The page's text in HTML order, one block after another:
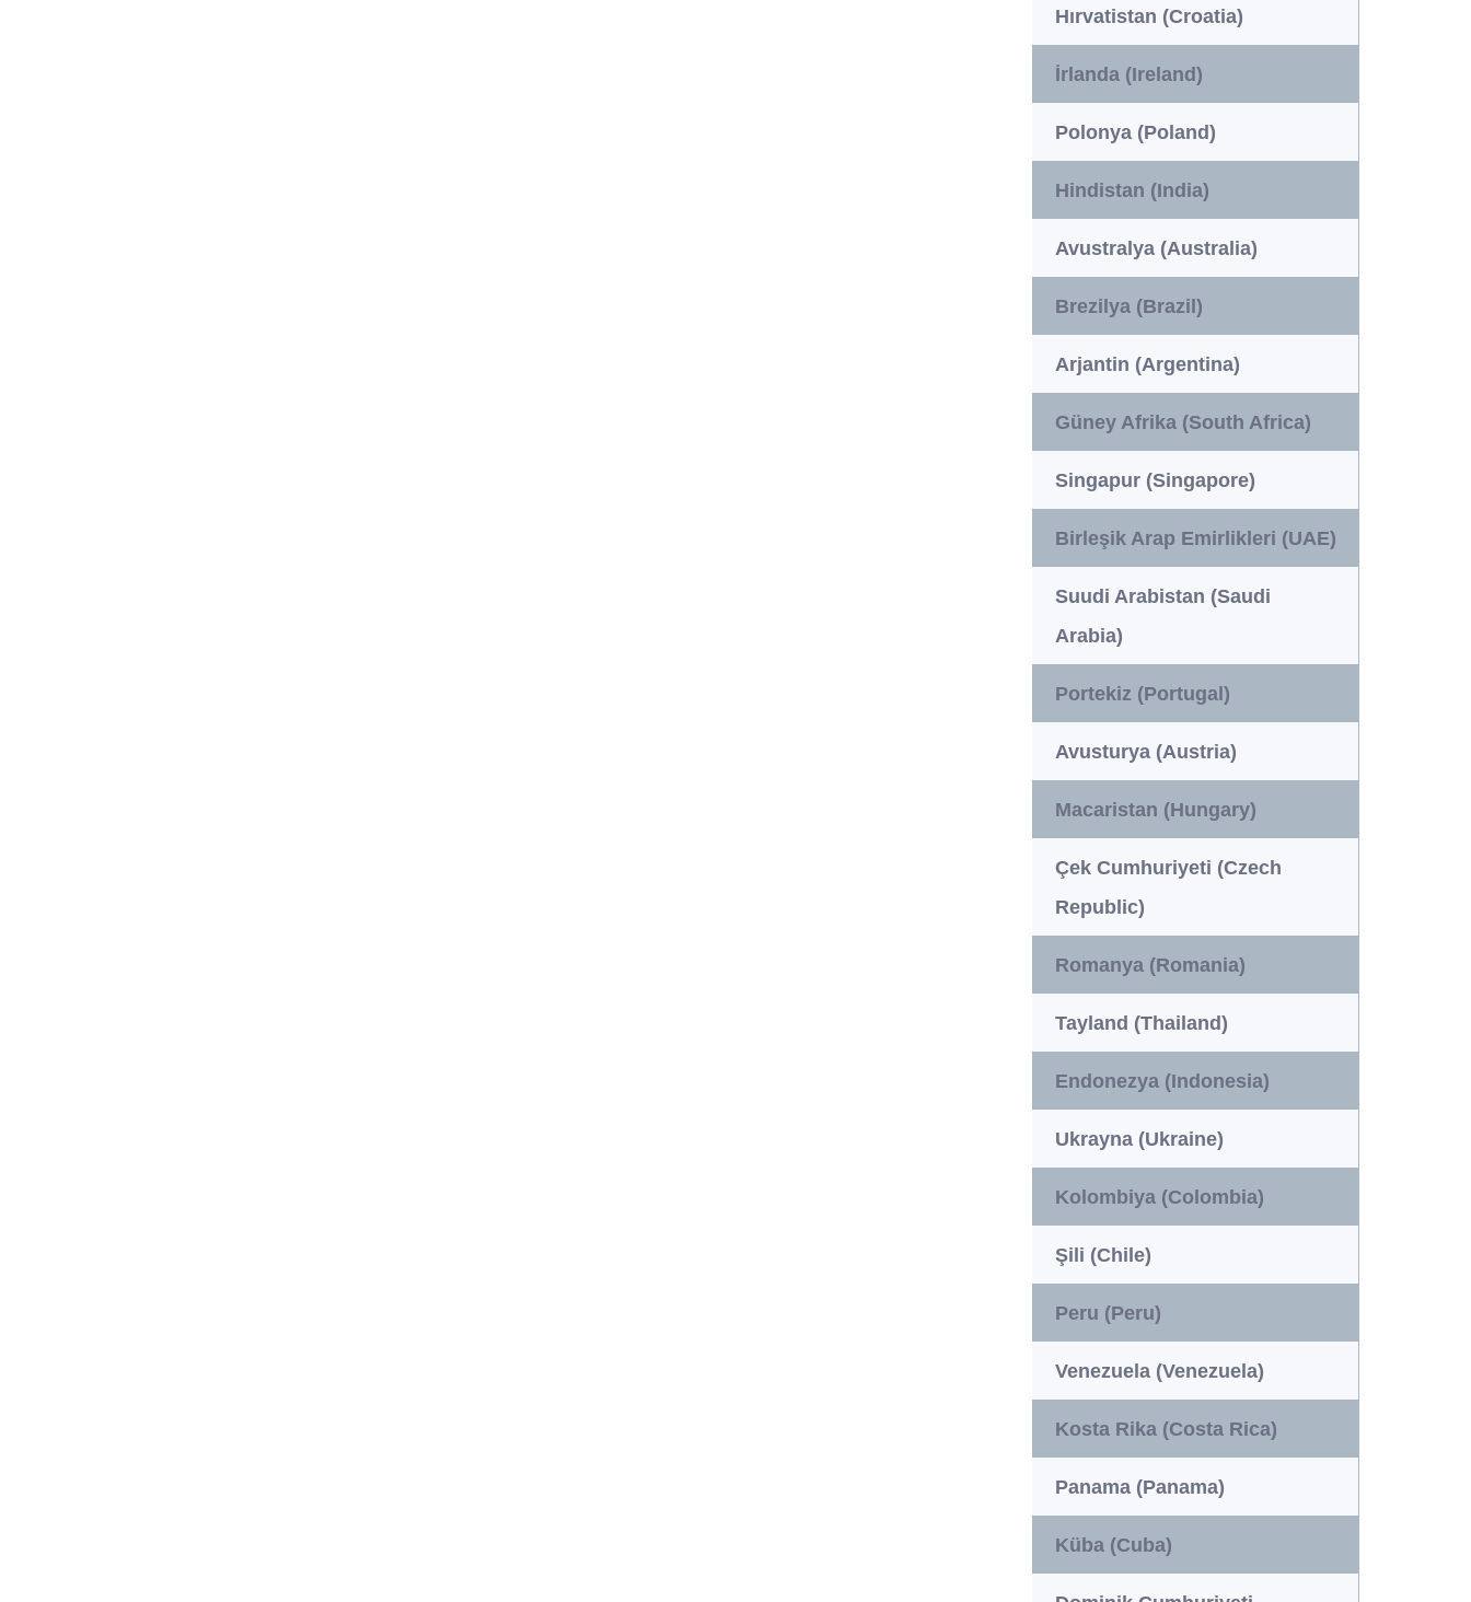
Hırvatistan (Croatia)
İrlanda (Ireland)
Polonya (Poland)
Hindistan (India)
Avustralya (Australia)
Brezilya (Brazil)
Arjantin (Argentina)
Güney Afrika (South Africa)
Singapur (Singapore)
Birleşik Arap Emirlikleri (UAE)
Suudi Arabistan (Saudi
Arabia)
Portekiz (Portugal)
Avusturya (Austria)
Macaristan (Hungary)
Çek Cumhuriyeti (Czech
Republic)
Romanya (Romania)
Tayland (Thailand)
Endonezya (Indonesia)
Ukrayna (Ukraine)
Kolombiya (Colombia)
Şili (Chile)
Peru (Peru)
Venezuela (Venezuela)
Kosta Rika (Costa Rica)
Panama (Panama)
Küba (Cuba)